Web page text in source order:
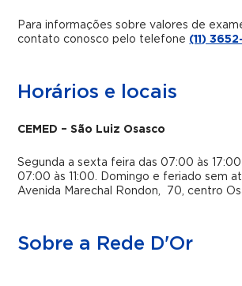
Para informações sobre valores de
contato conosco pelo telefone (11)
Horários e locais
CEMED – São Luiz Osasco
Segunda a sexta feira das 07:00 às
07:00 às 11:00. Domingo e feriado sem
Avenida Marechal Rondon, 70, centro
Sobre a Rede D'Or